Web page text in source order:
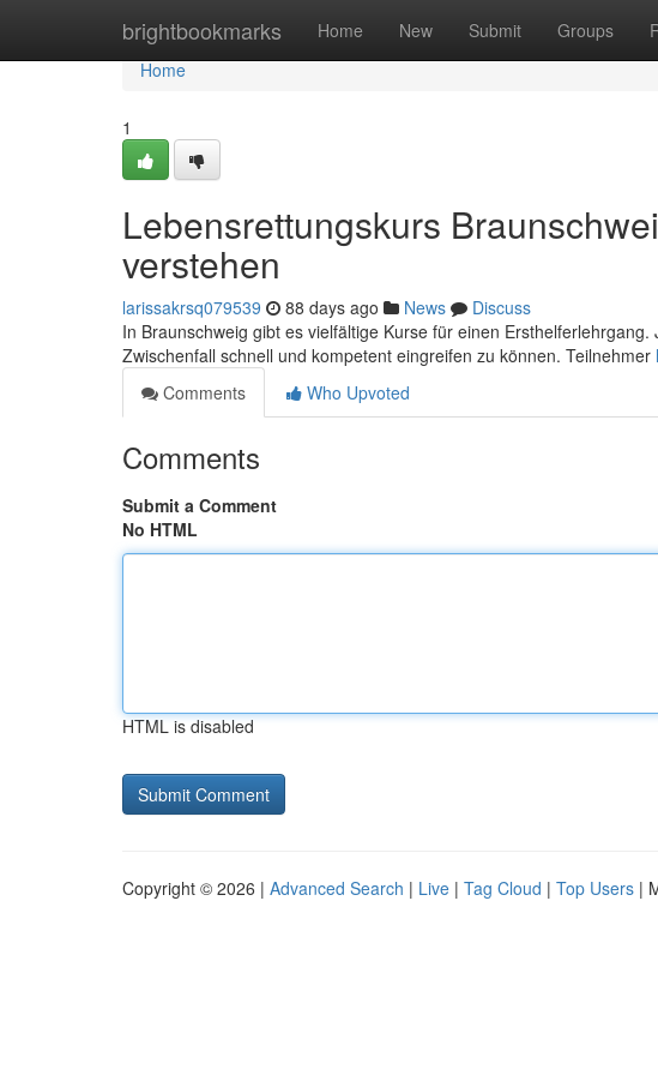
brightbookmarks Home New Submit Groups
Home
Home
1
Lebensrettungskurs
verstehen
larissakrsq079539 88 days ago News
Discuss
In Braunschweig gibt es vielfältige Kurse für einen
Zwischenfall schnell und kompetent eingreifen zu können. Teilnehmer
Comments
Who Upvoted
Comments
Submit a Comment
No HTML
HTML is disabled
Copyright © 2026 | Advanced Search | Live | Tag Cloud | Top Users |